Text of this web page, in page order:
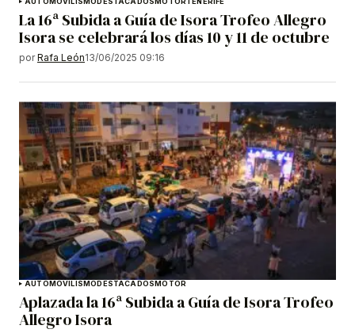
La 16ª Subida a Guía de Isora Trofeo Allegro
Isora se celebrará los días 10 y 11 de octubre
por Rafa León13/06/2025 09:16
AUTOMOVILISMO DESTACADOS MOTOR
Aplazada la 16ª Subida a Guía de Isora Trofeo
Allegro Isora